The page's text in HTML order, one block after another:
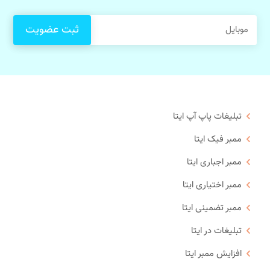
تبلیغات پاپ آپ ایتا
ممبر فیک ایتا
ممبر اجباری ایتا
ممبر اختیاری ایتا
ممبر تضمینی ایتا
تبلیغات در ایتا
افزایش ممبر ایتا